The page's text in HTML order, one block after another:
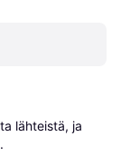
lähteistä, ja